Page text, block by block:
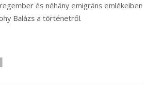
és néhány emigráns emlékeiben
Balázs a történetről.